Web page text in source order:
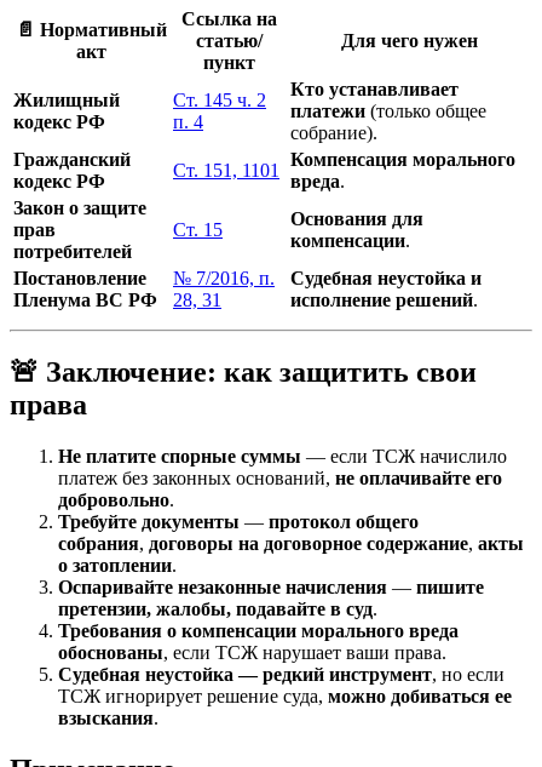
📄 Нормативный
акт
Ссылка на
статью/
пункт
Для чего нужен
Жилищный
кодекс РФ
Ст. 145 ч. 2
п. 4
Кто устанавливает
платежи (только общее
собрание).
Гражданский
кодекс РФ
Ст. 151, 1101
Компенсация морального
вреда.
Закон о защите
прав
потребителей
Ст. 15
Основания для
компенсации.
Постановление
Пленума ВС РФ
№ 7/2016, п.
28, 31
Судебная неустойка и
исполнение решений.
🚨 Заключение: как защитить свои
права
Не платите спорные суммы — если ТСЖ начислило
платеж без законных оснований, не оплачивайте его
добровольно.
Требуйте документы — протокол общего
собрания, договоры на договорное содержание, акты
о затоплении.
Оспаривайте незаконные начисления — пишите
претензии, жалобы, подавайте в суд.
Требования о компенсации морального вреда
обоснованы, если ТСЖ нарушает ваши права.
Судебная неустойка — редкий инструмент, но если
ТСЖ игнорирует решение суда, можно добиваться ее
взыскания.